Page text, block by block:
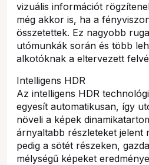
vizuális információt
még akkor is, ha a
összetettek. Ez nagyobb
utómunkák során és több
alkotóknak a eltervezett
Intelligens HDR
Az intelligens HDR
egyesít automatikusan, így
növeli a képek
árnyaltabb részleteket jelent
pedig a sötét részeken,
mélységű képeket